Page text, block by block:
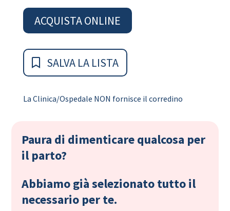
ACQUISTA ONLINE
SALVA LA LISTA
La Clinica/Ospedale NON fornisce il corredino
Paura di dimenticare qualcosa per
il parto?
Abbiamo già selezionato tutto il
necessario per te.